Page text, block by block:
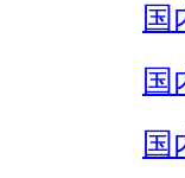
国
国
国